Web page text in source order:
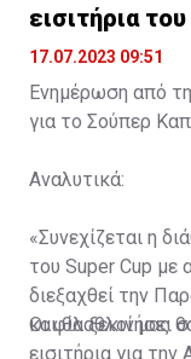
εισιτήρια
17.07.2023 09:51
Ενημέρωση από
για το Σούπερ
Αναλυτικά:
«Συνεχίζεται η
του Super Cup με
διεξαχθεί την
και θα ξεκινήσει
Οι φίλαθλοί μας
εισιτήρια για την